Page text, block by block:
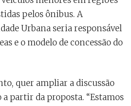
pelos ônibus. A
Urbana seria responsável
e o modelo de concessão do
quer ampliar a discussão
a partir da proposta. “Estamos